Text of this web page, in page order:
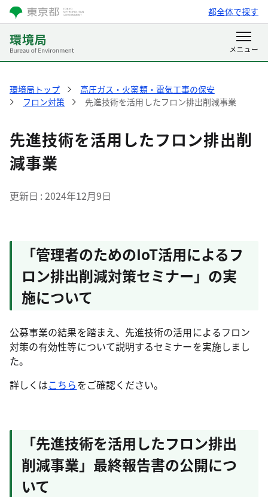
都全体で探す
環境局トップ
高圧ガス・火薬類・電気工事の保安
フロン対策
先進技術を活用したフロン排出削減事業
先進技術を活用したフロン排出削
減事業
更新日 2024年12月9日
「管理者のためのIoT活用によるフ
ロン排出削減対策セミナー」の実
施について
公募事業の結果を踏まえ、先進技術の活用によるフロン
対策の有効性等について説明するセミナーを実施しまし
た。
詳しくはこちらをご確認ください。
「先進技術を活用したフロン排出
削減事業」最終報告書の公開につ
いて